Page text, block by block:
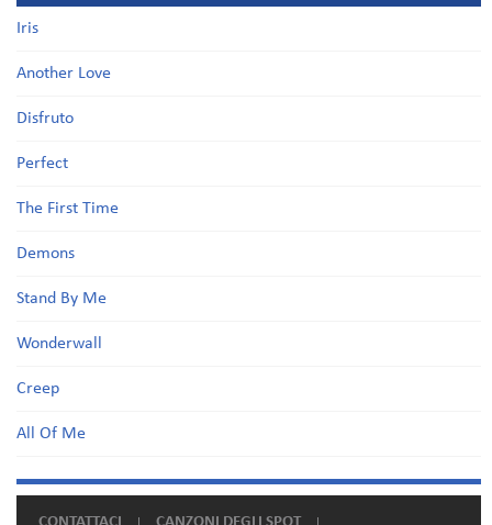
Iris
Another Love
Disfruto
Perfect
The First Time
Demons
Stand By Me
Wonderwall
Creep
All Of Me